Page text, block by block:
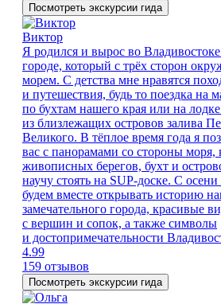
Посмотреть экскурсии гида
Виктор
Я родился и вырос во
городе, который с трёх сторон
морем. С детства мне нравятся
и путешествия, будь то поездка на
по бухтам нашего края или на
из близлежащих островов залива
Великого. В тёплое время года я
вас с панорамами со стороны моря,
живописных берегов, бухт и
научу стоять на SUP-доске. С
будем вместе открывать историю
замечательного города, красивые
с вершин и сопок, а также символы
и достопримечательности
4.99
159 отзывов
Посмотреть экскурсии гида